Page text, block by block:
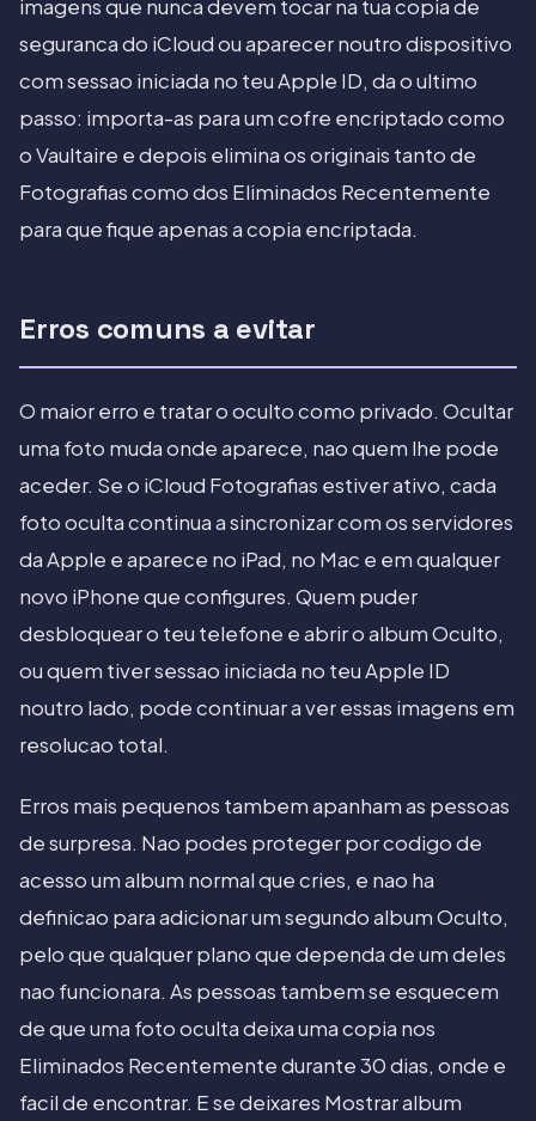
imagens que nunca devem tocar na tua copia de
seguranca do iCloud ou aparecer noutro dispositivo
com sessao iniciada no teu Apple ID, da o ultimo
passo: importa-as para um cofre encriptado como
o Vaultaire e depois elimina os originais tanto de
Fotografias como dos Eliminados Recentemente
para que fique apenas a copia encriptada.
Erros comuns a evitar
O maior erro e tratar o oculto como privado. Ocultar
uma foto muda onde aparece, nao quem lhe pode
aceder. Se o iCloud Fotografias estiver ativo, cada
foto oculta continua a sincronizar com os servidores
da Apple e aparece no iPad, no Mac e em qualquer
novo iPhone que configures. Quem puder
desbloquear o teu telefone e abrir o album Oculto,
ou quem tiver sessao iniciada no teu Apple ID
noutro lado, pode continuar a ver essas imagens em
resolucao total.
Erros mais pequenos tambem apanham as pessoas
de surpresa. Nao podes proteger por codigo de
acesso um album normal que cries, e nao ha
definicao para adicionar um segundo album Oculto,
pelo que qualquer plano que dependa de um deles
nao funcionara. As pessoas tambem se esquecem
de que uma foto oculta deixa uma copia nos
Eliminados Recentemente durante 30 dias, onde e
facil de encontrar. E se deixares Mostrar album